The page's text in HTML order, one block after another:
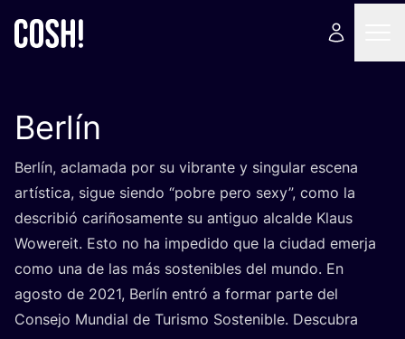
Berlín
Ber­lín, acla­ma­da por su vibran­te y sin­gu­lar esce­na
artís­ti­ca, sigue sien­do “pobre pero sexy”, como la
des­cri­bió cari­ño­sa­men­te su anti­guo alcal­de Klaus
Wowe­reit. Esto no ha impe­di­do que la ciu­dad emer­ja
como una de las más sos­te­ni­bles del mun­do. En
agos­to de 2021, Ber­lín entró a for­mar par­te del
Con­se­jo Mun­dial de Turis­mo Sos­te­ni­ble. Des­cu­bra